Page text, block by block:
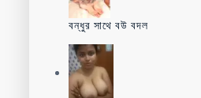
বন্ধুর সাথে বউ বদল